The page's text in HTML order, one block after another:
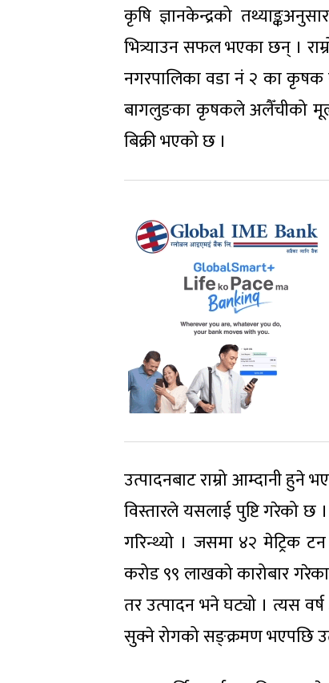
कृषि ज्ञानकेन्द्रको
भित्र्याउन सफल भएका छन् ।
नगरपालिका वडा नं २ का कृषक
बागलुङका कृषकले अलैँचीको
बिक्री भएको छ ।
उत्पादनबाट राम्रो आम्दानी
विस्तारले यसलाई पुष्टि गरेको
गरिन्थ्यो । जसमा ४२ मेट्रिक
करोड ९९ लाखको कारोबार
तर उत्पादन भने घट्यो । त्यस
सुक्ने रोगको सङ्क्रमण भएपछि